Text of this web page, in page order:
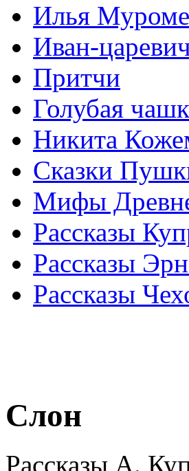
Илья
Иван-
Притчи
Голубая
Никита
Сказки
Мифы
Рассказы
Рассказы
Рассказы
Слон
Рассказы А.